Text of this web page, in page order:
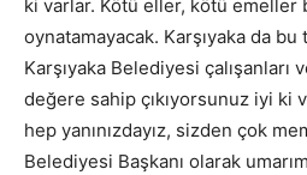
ki varlar. Kötü eller, kötü emeller
oynatamayacak. Karşıyaka da bu
Karşıyaka Belediyesi çalışanları
değere sahip çıkıyorsunuz iyi ki
hep yanınızdayız, sizden çok
Belediyesi Başkanı olarak